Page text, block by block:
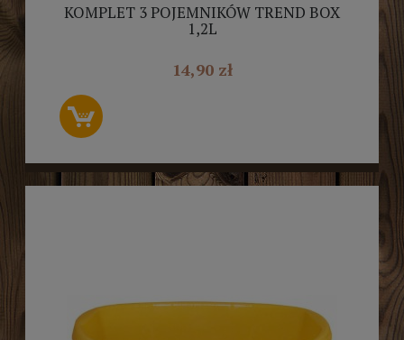
KOMPLET 3 POJEMNIKÓW TREND BOX
1,2L
14,90 zł